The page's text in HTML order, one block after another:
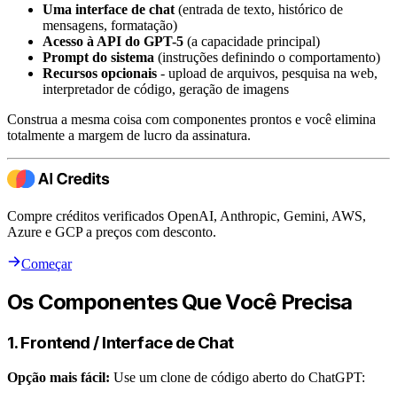
Uma interface de chat (entrada de texto, histórico de
mensagens, formatação)
Acesso à API do GPT-5 (a capacidade principal)
Prompt do sistema (instruções definindo o comportamento)
Recursos opcionais - upload de arquivos, pesquisa na web,
interpretador de código, geração de imagens
Construa a mesma coisa com componentes prontos e você elimina
totalmente a margem de lucro da assinatura.
Compre créditos verificados OpenAI, Anthropic, Gemini, AWS,
Azure e GCP a preços com desconto.
Começar
Os Componentes Que Você Precisa
1. Frontend / Interface de Chat
Opção mais fácil: Use um clone de código aberto do ChatGPT: